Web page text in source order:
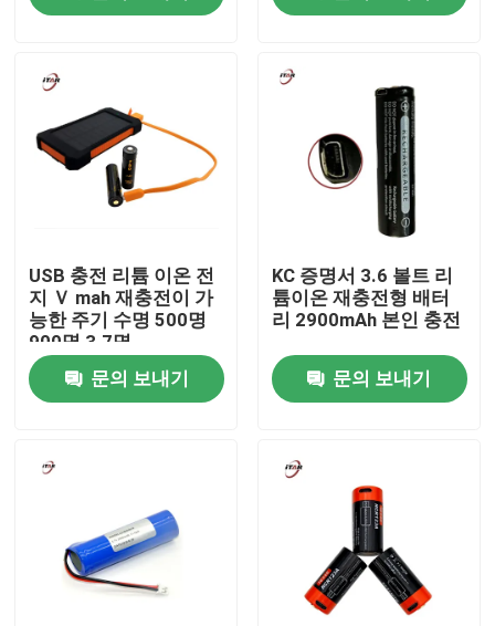
비디오
우리 에 관한 것
공장 투어
품질 관리
저희와 연락
뉴스
인용 을 요청 하십시오
USB 충전 리튬 이온 전
지 Ｖ mah 재충전이 가
능한 주기 수명 500명
900명 3.7명
문의 보내기
KC 증명서 3.6 볼트 리
튬이온 재충전형 배터
리 2900mAh 본인 충전
문의 보내기